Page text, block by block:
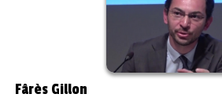
Fârès Gillon